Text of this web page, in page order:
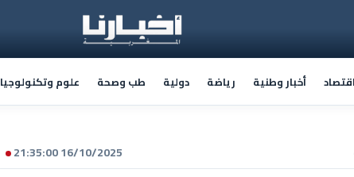
اقتصاد أخبار وطنية رياضة دولية طب وصحة علوم وتكنولوجيا
16/10/2025 21:35:00